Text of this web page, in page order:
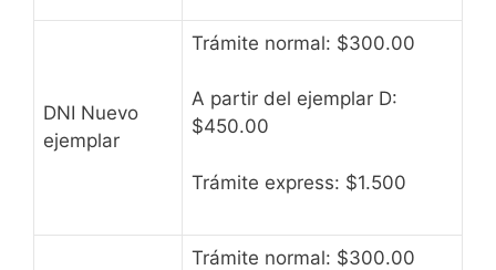
DNI Nuevo
ejemplar
Trámite normal: $300.00
A partir del ejemplar D:
$450.00
Trámite express: $1.500
Trámite normal: $300.00